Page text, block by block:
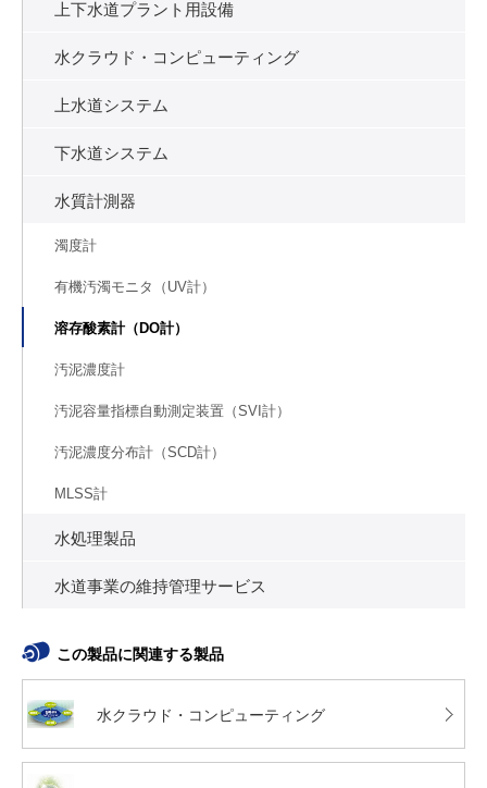
上下水道プラント用設備
水クラウド・コンピューティング
上水道システム
下水道システム
水質計測器
濁度計
有機汚濁モニタ（UV計）
溶存酸素計（DO計）
汚泥濃度計
汚泥容量指標自動測定装置（SVI計）
汚泥濃度分布計（SCD計）
MLSS計
水処理製品
水道事業の維持管理サービス
この製品に関連する製品
水クラウド・コンピューティング